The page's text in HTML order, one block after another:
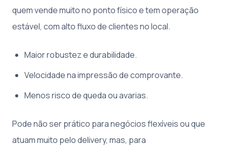
quem vende muito no ponto físico e tem operação
estável, com alto fluxo de clientes no local.
Maior robustez e durabilidade.
Velocidade na impressão de comprovante.
Menos risco de queda ou avarias.
Pode não ser prático para negócios flexíveis ou que
atuam muito pelo delivery, mas, para